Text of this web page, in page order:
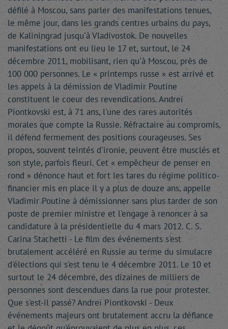
défilé à Moscou, sans parler des manifestations tenues,
le même jour, dans les grands centres urbains du pays,
de Kaliningrad jusqu'à Vladivostok. De nouvelles
manifestations ont eu lieu le 17 et, surtout, le 24
décembre 2011, mobilisant, rien qu'à Moscou, près de
100 000 personnes. Le « printemps russe » est arrivé et
les appels à la démission de Vladimir Poutine
constituent le coeur des revendications. Andreï
Piontkovski est, à 71 ans, l'une des rares autorités
morales que compte la Russie. Réfractaire au compromis,
il défend fermement des positions courageuses. Ses
propos, souvent teintés d'ironie, peuvent être musclés et
son style, parfois fleuri. Cet « empêcheur de penser en
rond » dénonce haut et fort les tares du régime politico-
financier mis en place il y a plus de douze ans, appelle
Vladimir Poutine à démissionner sans plus tarder de son
poste de premier ministre et l'engage à renoncer à sa
candidature à la présidentielle du 4 mars 2012. C. S.
Carina Stachetti - Le film des événements s'est
brutalement accéléré en Russie au terme du simulacre
d'élections qui s'est tenu le 4 décembre 2011. Le 10 et
surtout le 24 décembre, des dizaines de milliers de
personnes sont descendues dans la rue pour protester.
Que s'est-il passé? Andreï Piontkovski - Deux
événements majeurs ont brutalement accru la défiance